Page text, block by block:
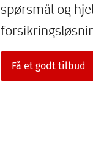
spørsmål og
Få et godt tilbud